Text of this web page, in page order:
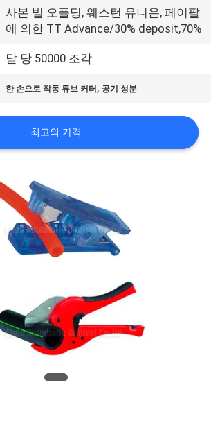
사본 빌 오플딩, 웨스턴 유니온, 페이팔
에 의한 TT Advance/30% deposit,70%
달 당 50000 조각
한 손으로 작동 튜브 커터 , 공기 성분
최고의 가격